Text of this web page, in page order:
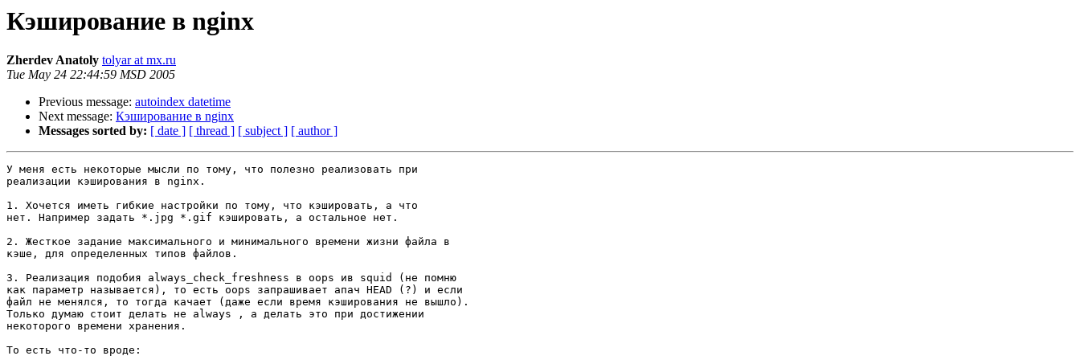
Кэширование в nginx
Zherdev Anatoly tolyar at mx.ru
Tue May 24 22:44:59 MSD 2005
Previous message: autoindex datetime
Next message: Кэширование в nginx
Messages sorted by: [ date ] [ thread ] [ subject ] [ author ]
У меня есть некоторые мысли по тому, что полезно реализовать при
реализации кэширования в nginx.
1. Хочется иметь гибкие настройки по тому, что кэшировать, а что
нет. Например задать *.jpg *.gif кэшировать, а остальное нет.
2. Жесткое задание максимального и минимального времени жизни файла в
кэше, для определенных типов файлов.
3. Реализация подобия always_check_freshness в oops ив squid (не помню
как параметр называется), то есть oops запрашивает апач HEAD (?) и если
файл не менялся, то тогда качает (даже если время кэширования не вышло).
Только думаю стоит делать не always , а делать это при достижении
некоторого времени хранения.
То есть что-то вроде: